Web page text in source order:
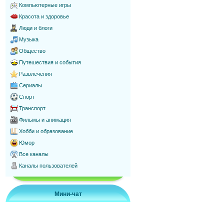
Компьютерные игры
Красота и здоровье
Люди и блоги
Музыка
Общество
Путешествия и события
Развлечения
Сериалы
Спорт
Транспорт
Фильмы и анимация
Хобби и образование
Юмор
Все каналы
Каналы пользователей
Мини-чат